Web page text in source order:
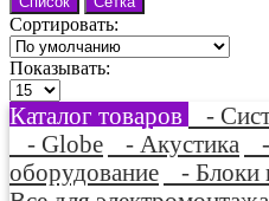
Сортировать:
Показывать:
Каталог товаров
-
- Globe
- Акустика
оборудование
- Блоки